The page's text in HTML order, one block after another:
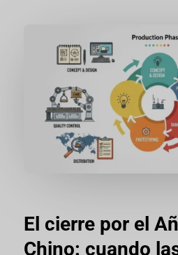
El cierre por el
Chino: cuando